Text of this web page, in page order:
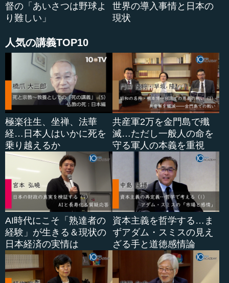
督の「あいさつは野球よ
り難しい」
世界の導入事情と日本の
現状
人気の講義TOP10
極楽往生、坐禅、法華
経…日本人はいかに死を
乗り越えるか
共産軍2万を金門島で殲
滅…ただし一般人の命を
守る軍人の本義を重視
AI時代にこそ「熟達者の
経験」が生きる＆現状の
日本経済の実情は
資本主義を哲学する…ま
ずアダム・スミスの見え
ざる手と道徳感情論